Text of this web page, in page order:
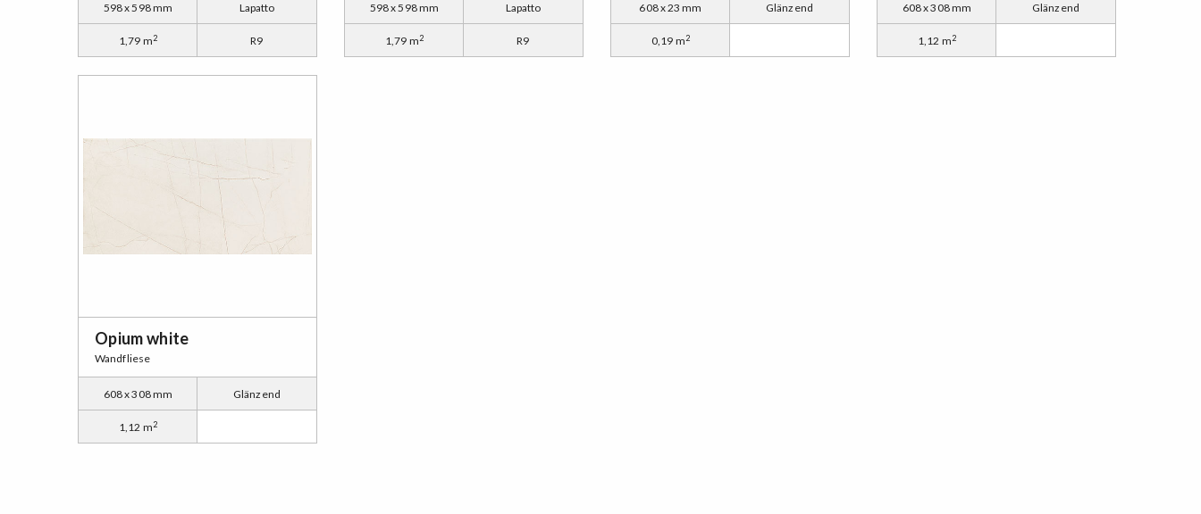
598 x 598 mm Lapatto
1,79 m2 R9
598 x 598 mm Lapatto
1,79 m2 R9
608 x 23 mm Glänzend
0,19 m2
608 x 308 mm Glänzend
1,12 m2
Opium white
Wandfliese
608 x 308 mm Glänzend
1,12 m2